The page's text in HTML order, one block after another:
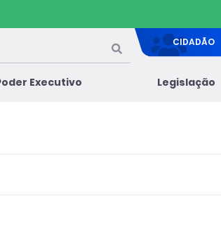
CIDADÃO
Executivo Legislação